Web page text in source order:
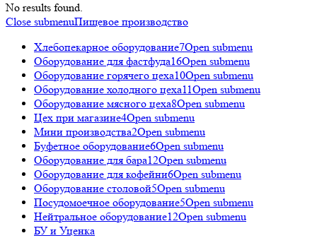
No results found.
Close submenuПищевое производство
Хлебопекарное оборудование7Open submenu
Оборудование для фастфуда16Open submenu
Оборудование горячего цеха10Open submenu
Оборудование холодного цеха11Open submenu
Оборудование мясного цеха8Open submenu
Цех при магазине4Open submenu
Мини производства2Open submenu
Буфетное оборудование6Open submenu
Оборудование для бара12Open submenu
Оборудование для кофейни6Open submenu
Оборудование столовой5Open submenu
Посудомоечное оборудование5Open submenu
Нейтральное оборудование12Open submenu
БУ и Уценка